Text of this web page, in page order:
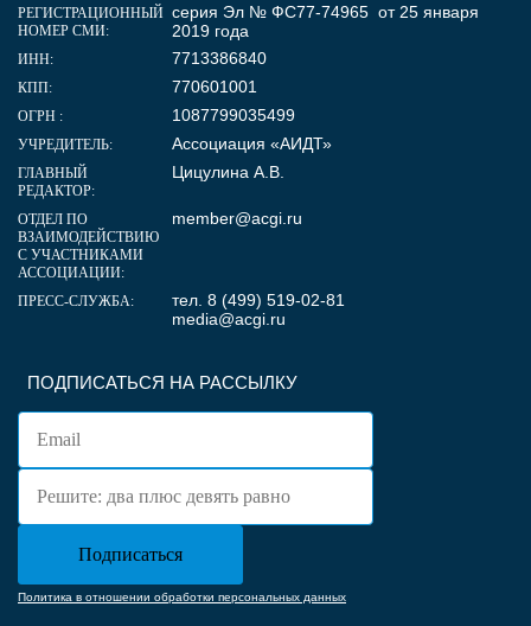
ПОДПИСАТЬСЯ НА РАССЫЛКУ
Политика в отношении обработки персональных данных
РЕГИСТРАЦИОННЫЙ
НОМЕР СМИ:
серия Эл № ФС77-74965 от 25 января
2019 года
ИНН: 7713386840
КПП: 770601001
ОГРН : 1087799035499
УЧРЕДИТЕЛЬ: Ассоциация «АИДТ»
ГЛАВНЫЙ
РЕДАКТОР:
Цицулина А.В.
ОТДЕЛ ПО
ВЗАИМОДЕЙСТВИЮ
С УЧАСТНИКАМИ
АССОЦИАЦИИ:
member@acgi.ru
ПРЕСС-СЛУЖБА:
тел. 8 (499) 519-02-81
media@acgi.ru